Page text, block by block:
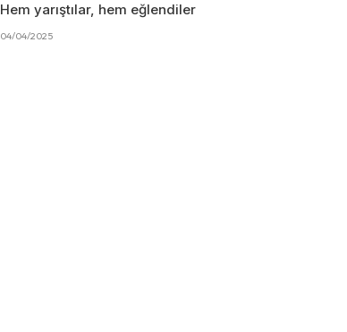
Hem yarıştılar, hem eğlendiler
04/04/2025